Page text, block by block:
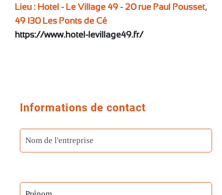
Lieu : Hôtel - Le Village 49 - 20 rue Paul Pousset,
49 130 Les Ponts de Cé
https://www.hotel-levillage49.fr/
Informations de contact